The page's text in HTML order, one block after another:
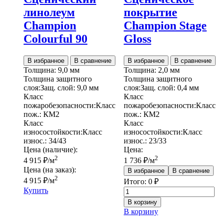
линолеум
Champion
Colourful 90
В избранное В сравнение
Толщина: 9,0 мм
Толщина защитного
слоя:Защ. слой: 9,0 мм
Класс
пожаробезопасности:Класс
пож.: КМ2
Класс
износостойкости:Класс
износ.: 34/43
Цена (наличие):
4 915 ₽/м2
Цена (на заказ):
4 915 ₽/м2
Купить
покрытие
Champion Stage
Gloss
В избранное В сравнение
Толщина: 2,0 мм
Толщина защитного
слоя:Защ. слой: 0,4 мм
Класс
пожаробезопасности:Класс
пож.: КМ2
Класс
износостойкости:Класс
износ.: 23/33
Цена:
1 736 ₽/м2
В избранное
В сравнение
Итого: 0 ₽
Количество
товара
Сценическое
покрытие
В корзину
В корзину